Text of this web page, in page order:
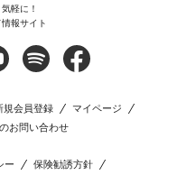
軽に！
報サイト
規会員登録
マイページ
お問い合わせ
ー 保険勧誘方針